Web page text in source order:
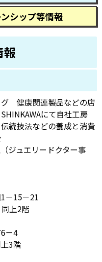
シップ等情報
報
健康関連製品などの店
にて自社工房
統技法などの養成と消費
ジュエリードクター事
－15－21
上2階
－4
3階